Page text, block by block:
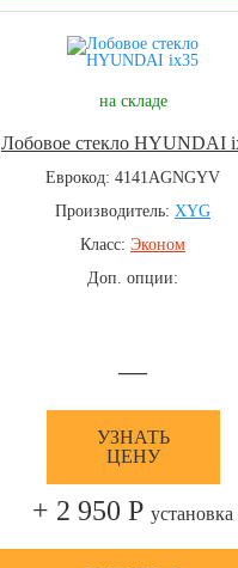
на складе
Лобовое стекло HYUNDAI
Еврокод: 4141AGNGYV
Производитель: XYG
Класс: Эконом
Доп. опции:
—
УЗНАТЬ
ЦЕНУ
+ 2 950 Р установка